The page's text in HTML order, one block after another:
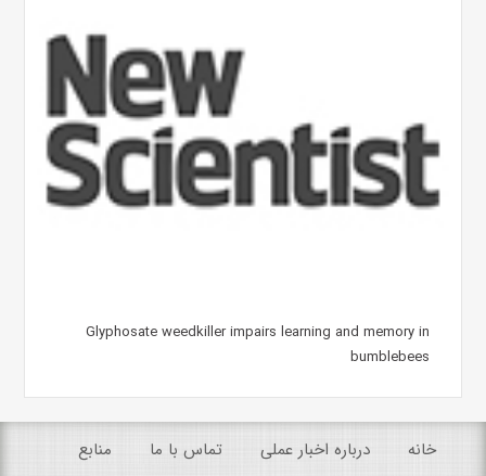
Glyphosate weedkiller impairs learning and memory in
bumblebees
خانه درباره اخبار عملی تماس با ما منابع